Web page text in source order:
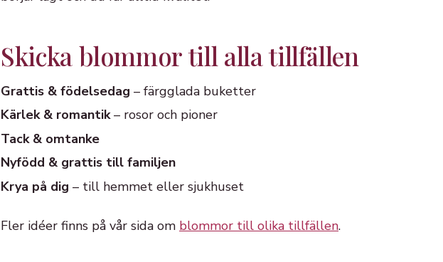
Skicka blommor till alla tillfällen
Grattis & födelsedag – färgglada buketter
Kärlek & romantik– rosor och pioner
Tack & omtanke
Nyfödd & grattis till familjen
Krya på dig – till hemmet eller sjukhuset
Fler idéer finns på vår sida om blommor till olika tillfällen.